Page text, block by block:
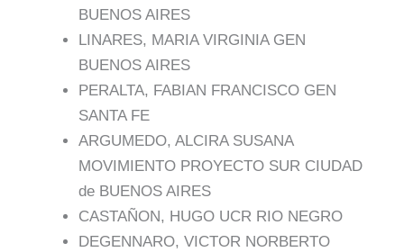
BUENOS AIRES
LINARES, MARIA VIRGINIA GEN
BUENOS AIRES
PERALTA, FABIAN FRANCISCO GEN
SANTA FE
ARGUMEDO, ALCIRA SUSANA
MOVIMIENTO PROYECTO SUR CIUDAD
de BUENOS AIRES
CASTAÑON, HUGO UCR RIO NEGRO
DEGENNARO, VICTOR NORBERTO